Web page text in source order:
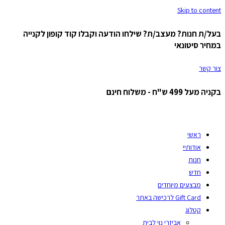
Skip to content
בעל/ת חנות? מעצב/ת? שילחו הודעה וקבלו קוד קופון לקנייה
במחיר סיטונאי
צור קשר
בקניה מעל 499 ש"ח - משלוח חינם
ראשי
אודותיי
חנות
חדש
מבצעים מיוחדים
Gift Card לרכישה באתר
קטלוג
אביזרי נוי לבית